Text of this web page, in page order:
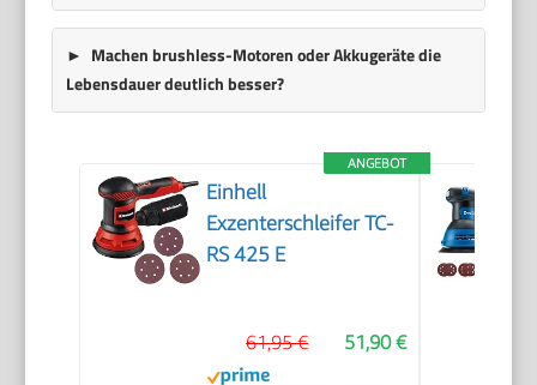
Machen brushless-Motoren oder Akkugeräte die
Lebensdauer deutlich besser?
ANGEBOT
Einhell
Exzenterschleifer TC-
RS 425 E
51,90 €
61,95 €